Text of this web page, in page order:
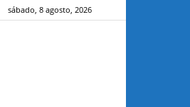
sábado, 8 agosto, 2026